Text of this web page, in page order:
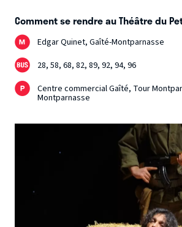
Comment se rendre au Théâtre du
Edgar Quinet, Gaîté-Montparnasse
28, 58, 68, 82, 89, 92, 94, 96
Centre commercial Gaîté, Tour
Montparnasse